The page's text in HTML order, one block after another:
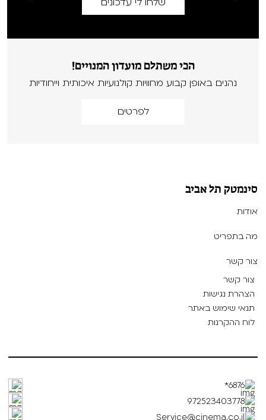
הכי משתלם מועדון המנויים!
נהנים באופן קבוע מחוויות קולנועיות איכותית וייחודיות
לפרטים
סינמטק תל אביב
אודות
מה בתפריט
צור קשר
צור קשר
הצהרת נגישות
תנאי שימוש באתר
לוח ההקרנות
6876*
972523403778
Service@cinema.co.il